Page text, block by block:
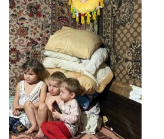
Regulament
Consiliul
local
Secretarul
Consiliului